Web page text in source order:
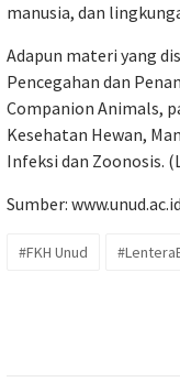
manusia, dan
Adapun materi yang
Pencegahan dan
Companion Animals,
Kesehatan Hewan,
Infeksi dan Zoonosis.
Sumber: www.unud.ac.id
#FKH Unud